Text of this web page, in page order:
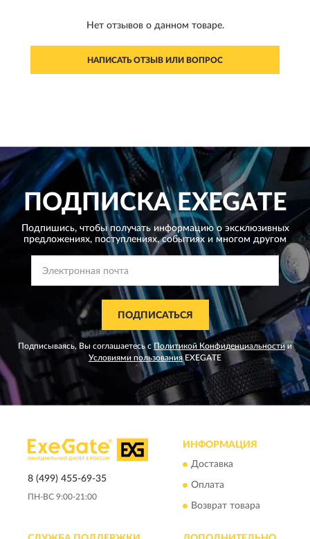
Нет отзывов о данном товаре.
НАПИСАТЬ ОТЗЫВ ИЛИ ВОПРОС
ПОДПИСКАEXEGATE
Подпишись, чтобы получать информацию о эксклюзивных
предложениях, поступлениях, событиях и многом другом
ПОДПИСАТЬСЯ
Подписываясь, Вы соглашаетесь сПолитикой Конфиденциальности и
Условиями пользованияEXEGATE
8 (499) 455-69-35
ПН-ВС 9:00-21:00
ИНФОРМАЦИЯ
Доставка
Оплата
Возврат товара